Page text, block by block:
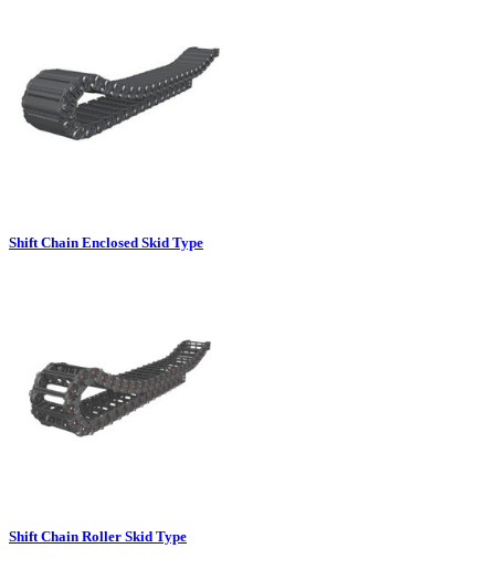
Shift Chain Enclosed Skid Type
Shift Chain Roller Skid Type